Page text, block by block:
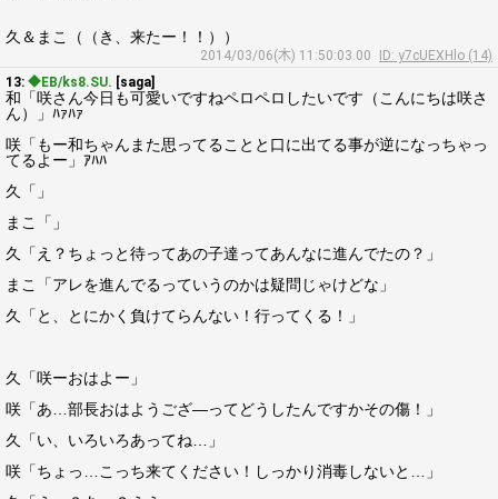
久＆まこ（（き、来たー！！））
2014/03/06(木) 11:50:03.00
ID: y7cUEXHlo (14)
13: ◆EB/ks8.SU. [saga]
和「咲さん今日も可愛いですねペロペロしたいです（こんにちは咲さ
ん）」ﾊｧﾊｧ
咲「もー和ちゃんまた思ってることと口に出てる事が逆になっちゃっ
てるよー」ｱﾊﾊ
久「」
まこ「」
久「え？ちょっと待ってあの子達ってあんなに進んでたの？」
まこ「アレを進んでるっていうのかは疑問じゃけどな」
久「と、とにかく負けてらんない！行ってくる！」
久「咲ーおはよー」
咲「あ…部長おはようござ―ってどうしたんですかその傷！」
久「い、いろいろあってね…」
咲「ちょっ…こっち来てください！しっかり消毒しないと…」